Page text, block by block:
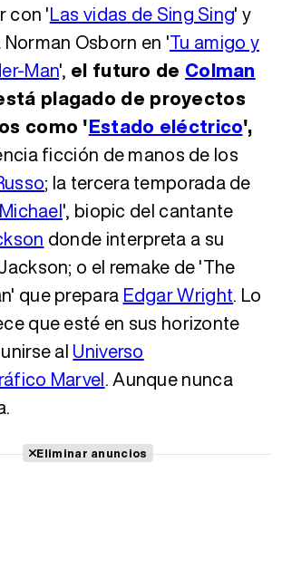
con 'Las vidas de Sing Sing' y
Osborn en 'Tu amigo y
Man', el futuro de Colman
plagado de proyectos
como 'Estado eléctrico',
ficción de manos de los
; la tercera temporada de
Michael', biopic del cantante
donde interpreta a su
o el remake de 'The
que prepara Edgar Wright. Lo
que esté en sus horizonte
al Universo
Marvel. Aunque nunca
Eliminar anuncios